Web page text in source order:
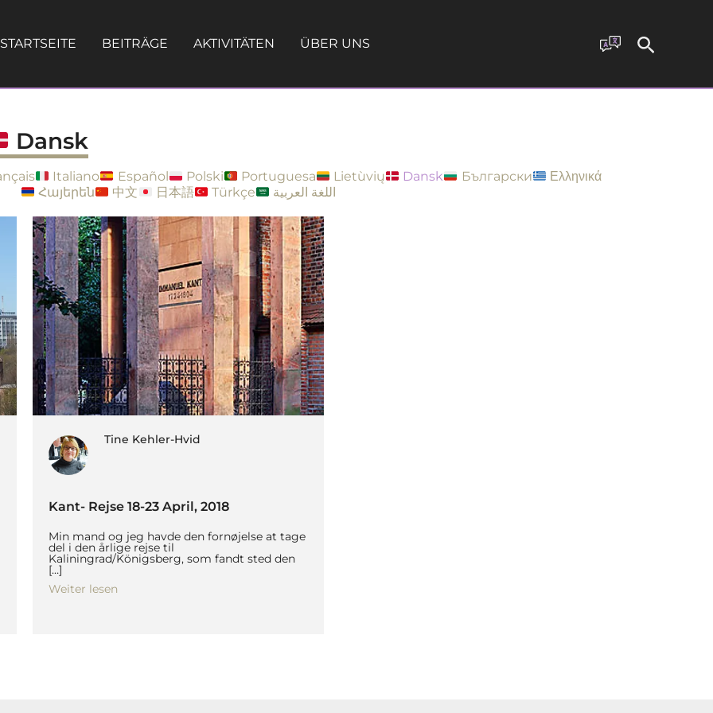
STARTSEITE BEITRÄGE AKTIVITÄTEN ÜBER UNS
Dansk
Italiano Español Polski Portuguesa Lietùvių Dansk Български
Ελληνικά
Հայերեն
中文 日本語 Türkçe اللغة العربية
Tine Kehler-Hvid
Kant- Rejse 18-23 April, 2018
Min mand og jeg havde den fornøjelse at tage
del i den årlige rejse til
Kaliningrad/Königsberg, som fandt sted den
[…]
Weiter lesen